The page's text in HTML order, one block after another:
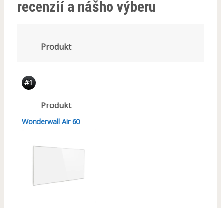
recenzií a nášho výberu
Produkt
#1
Produkt
Wonderwall Air 60